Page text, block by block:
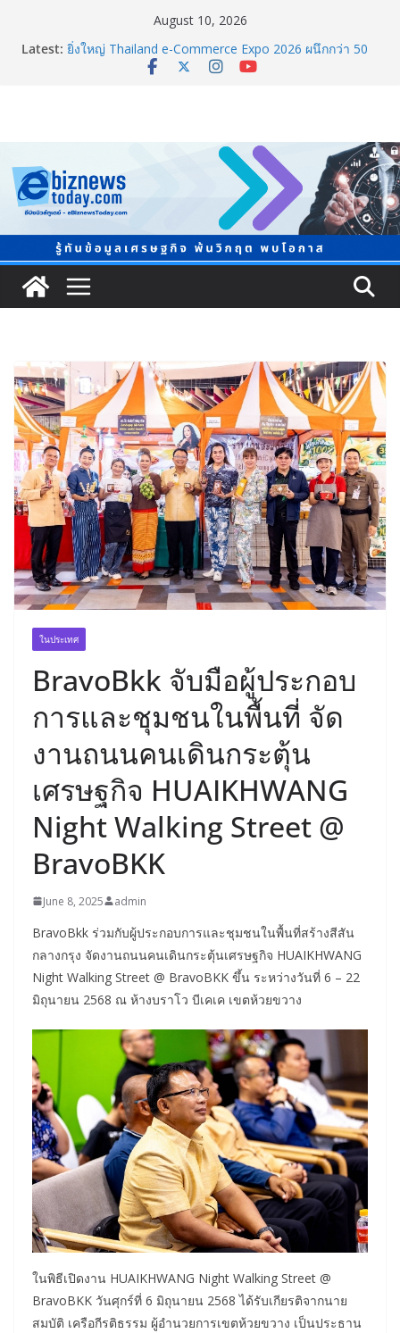
August 10, 2026
Latest: ชวนโหวต “People’s Choice Awards” ดันผู้บริโภคร่วม
ตัดสินสุดยอดบริษัทอสังหาฯ และเอเจนต์ที่ชื่นชอบแห่งปี
LORDNINE จัดศึกคนดังสายเกม ไทย ปะทะ ฟิลิปปินส์ ใน
“Rise of the Tenth Lord” เปิดสงครามกิลด์ข้ามประเทศ
ฉลองเซิร์ฟเวอร์ใหม่ เฮเลนา
“ทรงศักดิ์” ประชุมร่างแผน สสส. ปี 70 เน้นขยายงานสร้าง
เสริมสุขภาพรายจังหวัด หนุนวาระกลาง “ขับเคลื่อนใช้
ข้อมูลเชิงพื้นที่” เล็งวัดผลได้ภายใน 1 ปี
จับตาการตลาดบุหรี่ไฟฟ้าผ่านโลกโซเซียล
ในประเทศ
BravoBkk จับมือผู้ประกอบ
การและชุมชนในพื้นที่ จัด
งานถนนคนเดินกระตุ้น
เศรษฐกิจ HUAIKHWANG
Night Walking Street @
BravoBKK
June 8, 2025 admin
BravoBkk ร่วมกับผู้ประกอบการและชุมชนในพื้นที่สร้างสีสัน
กลางกรุง จัดงานถนนคนเดินกระตุ้นเศรษฐกิจ HUAIKHWANG
Night Walking Street @ BravoBKK ขึ้น ระหว่างวันที่ 6 – 22
มิถุนายน 2568 ณ ห้างบราโว บีเคเค เขตห้วยขวาง
ในพิธีเปิดงาน HUAIKHWANG Night Walking Street @
BravoBKK วันศุกร์ที่ 6 มิถุนายน 2568 ได้รับเกียรติจากนาย
สมบัติ เครือกีรติธรรม ผู้อำนวยการเขตห้วยขวาง เป็นประธาน